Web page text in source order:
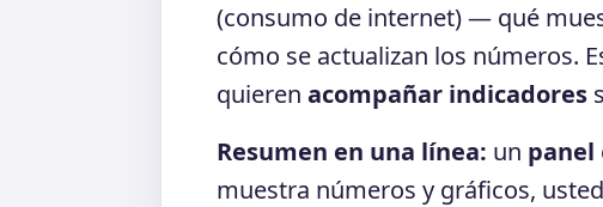
(consumo de internet) — qué
cómo se actualizan los números.
quieren acompañar indicadores
Resumen en una línea: un panel
muestra números y gráficos,